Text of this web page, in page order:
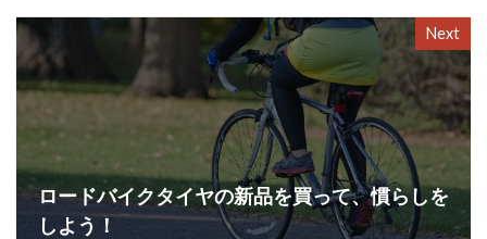
Next
ロードバイクタイヤの新品を買って、慣らしを
しよう！